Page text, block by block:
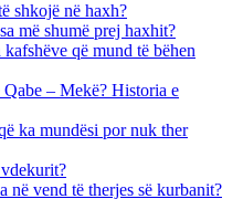
shkojë në haxh?
më shumë prej haxhit?
që mund të bëhen
– Mekë? Historia e
ka mundësi por nuk ther
në vend të therjes së kurbanit?